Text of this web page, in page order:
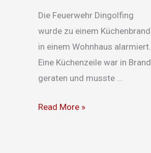
Die Feuerwehr Dingolfing
wurde zu einem Küchenbrand
in einem Wohnhaus alarmiert.
Eine Küchenzeile war in Brand
geraten und musste ...
Read More »